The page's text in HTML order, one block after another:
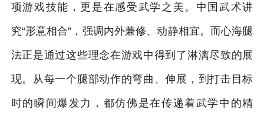
项游戏技能，更是在感受武学之美。中国武术讲
究“形意相合”，强调内外兼修、动静相宜。而心海腿
法正是通过这些理念在游戏中得到了淋漓尽致的展
现。从每一个腿部动作的弯曲、伸展，到打击目标
时的瞬间爆发力，都仿佛是在传递着武学中的精